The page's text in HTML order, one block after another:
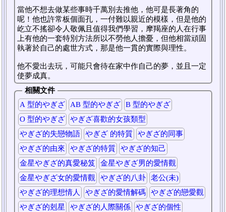
當他不想去做某些事時千萬別去推他，他可是長著角的
呢！他也許常板個面孔，一付難以親近的模樣，但是他的
屹立不搖卻令人敬佩且值得我們學習，摩羯座的人在行事
上有他的一套特別方法所以不勞他人擔憂，但他相當頑固
執著於自己的處世方式，那是他一貫的實際與理性。
他不愛出去玩，可能只會待在家中作自己的夢，並且一定
使夢成真。
相關文件
A 型的やぎざ
AB 型的やぎざ
B 型的やぎざ
O 型的やぎざ
やぎざ喜歡的女孩類型
やぎざ的失戀物語
やぎざ 的特質
やぎざ的同事
やぎざ的由來
やぎざ的特質
やぎざ的知己
金星やぎざ的真愛秘笈
金星やぎざ男的愛情觀
金星やぎざ女的愛情觀
やぎざ的八卦
老公(未)
やぎざ的理想情人
やぎざ的愛情解碼
やぎざ的戀愛觀
やぎざ的剋星
やぎざ的人際關係
やぎざ的個性